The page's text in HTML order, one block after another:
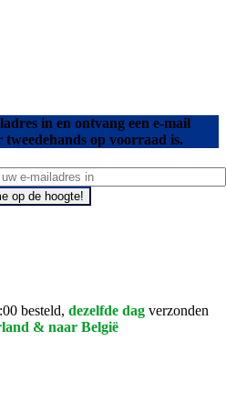
in en ontvang een e-mail
op voorraad is.
op de hoogte!
besteld, dezelfde dag verzonden
& naar België